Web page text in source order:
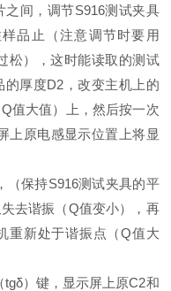
间，调节S916测试夹具
品止（注意调节时要用
松），这时能读取的测试
厚度D2，改变主机上的
值大值）上，然后按一次
上原电感显示位置上将显
保持S916测试夹具的平
去谐振（Q值变小），再
重新处于谐振点（Q值大
）键，显示屏上原C2和